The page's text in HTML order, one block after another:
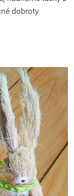
dobroty